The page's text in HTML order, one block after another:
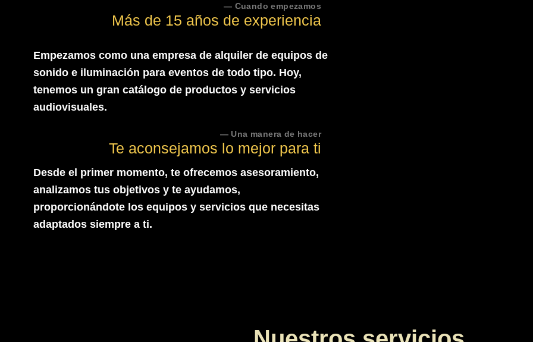
— Cuando empezamos
Más de 15 años de experiencia
Empezamos como una empresa de alquiler de equipos de
sonido e iluminación para eventos de todo tipo. Hoy,
tenemos un gran catálogo de productos y servicios
audiovisuales.
— Una manera de hacer
Te aconsejamos lo mejor para ti
Desde el primer momento, te ofrecemos asesoramiento,
analizamos tus objetivos y te ayudamos,
proporcionándote los equipos y servicios que necesitas
adaptados siempre a ti.